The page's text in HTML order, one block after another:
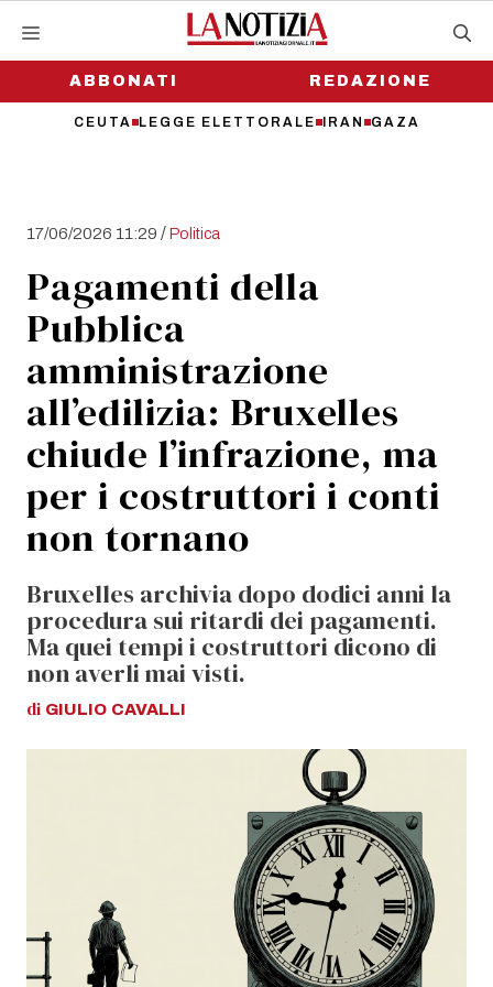
contenutoABBONATI
CEUTA LEGGE ELETTORALE IRAN GAZA
REDAZIONE
17/06/2026 11:29 /Politica
Pagamenti della
Pubblica
amministrazione
all’edilizia: Bruxelles
chiude l’infrazione, ma
per i costruttori i conti
non tornano
Bruxelles archivia dopo dodici anni la
procedura sui ritardi dei pagamenti.
Ma quei tempi i costruttori dicono di
non averli mai visti.
di GIULIO CAVALLI